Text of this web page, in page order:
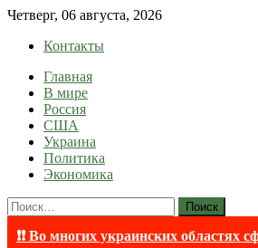
Skip
content
Четверг, 06 августа, 2026
Контакты
lentaruss
lentaruss — Новости
Главная
В мире
Россия
США
Украина
Политика
Экономика
Найти:
❗❗ Во многих украинских